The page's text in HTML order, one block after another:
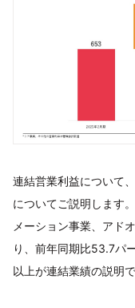
連結営業利益について
についてご説明します
メーション事業、アド
り、前年同期比53.7パ
以上が連結業績の説明で